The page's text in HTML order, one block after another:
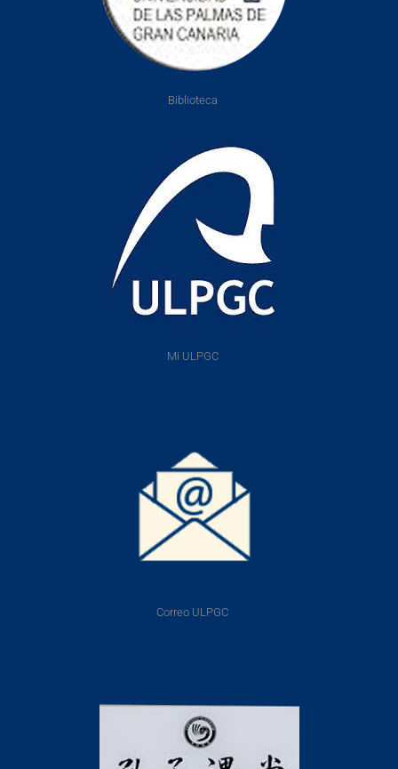
Biblioteca
Mi ULPGC
Correo ULPGC